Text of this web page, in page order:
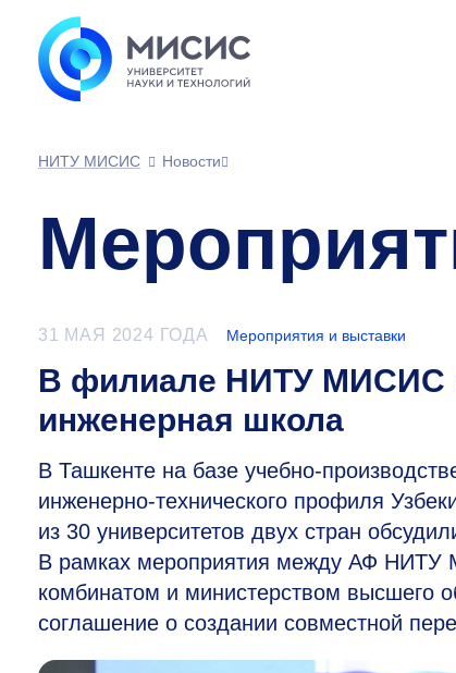
НИТУ МИСИС
Новости
31 МАЯ 2024 ГОДА Мероприятия и выставки
В филиале НИТУ МИСИС
инженерная школа
В Ташкенте на базе учебно-
инженерно-технического профиля
из 30 университетов двух стран
В рамках мероприятия между АФ НИТУ
комбинатом и министерством высшего
соглашение о создании совместной